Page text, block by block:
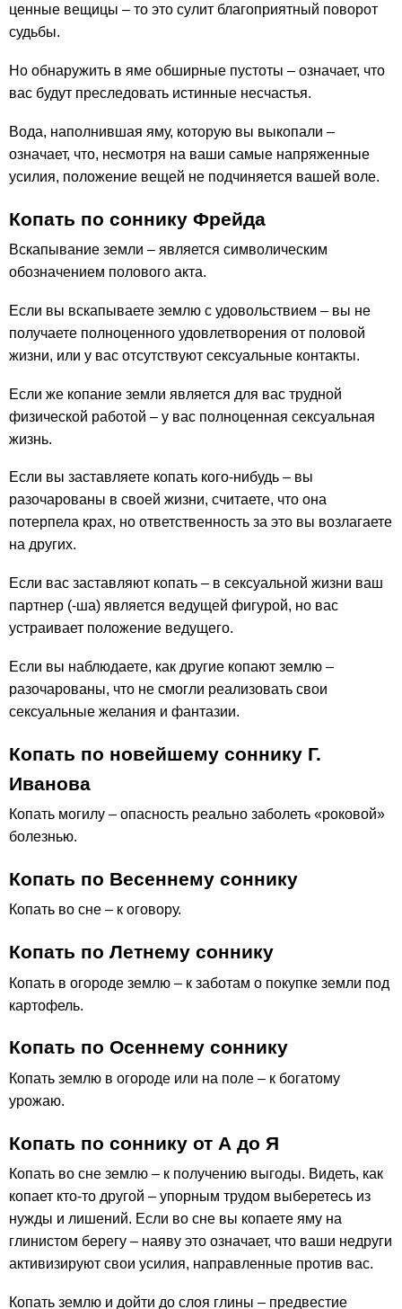
ценные вещицы – то это сулит благоприятный поворот
судьбы.
Но обнаружить в яме обширные пустоты – означает, что
вас будут преследовать истинные несчастья.
Вода, наполнившая яму, которую вы выкопали –
означает, что, несмотря на ваши самые напряженные
усилия, положение вещей не подчиняется вашей воле.
Копать по соннику Фрейда
Вскапывание земли – является символическим
обозначением полового акта.
Если вы вскапываете землю с удовольствием – вы не
получаете полноценного удовлетворения от половой
жизни, или у вас отсутствуют сексуальные контакты.
Если же копание земли является для вас трудной
физической работой – у вас полноценная сексуальная
жизнь.
Если вы заставляете копать кого-нибудь – вы
разочарованы в своей жизни, считаете, что она
потерпела крах, но ответственность за это вы возлагаете
на других.
Если вас заставляют копать – в сексуальной жизни ваш
партнер (-ша) является ведущей фигурой, но вас
устраивает положение ведущего.
Если вы наблюдаете, как другие копают землю –
разочарованы, что не смогли реализовать свои
сексуальные желания и фантазии.
Копать по новейшему соннику Г.
Иванова
Копать могилу – опасность реально заболеть «роковой»
болезнью.
Копать по Весеннему соннику
Копать во сне – к оговору.
Копать по Летнему соннику
Копать в огороде землю – к заботам о покупке земли под
картофель.
Копать по Осеннему соннику
Копать землю в огороде или на поле – к богатому
урожаю.
Копать по соннику от А до Я
Копать во сне землю – к получению выгоды. Видеть, как
копает кто-то другой – упорным трудом выберетесь из
нужды и лишений. Если во сне вы копаете яму на
глинистом берегу – наяву это означает, что ваши недруги
активизируют свои усилия, направленные против вас.
Копать землю и дойти до слоя глины – предвестие